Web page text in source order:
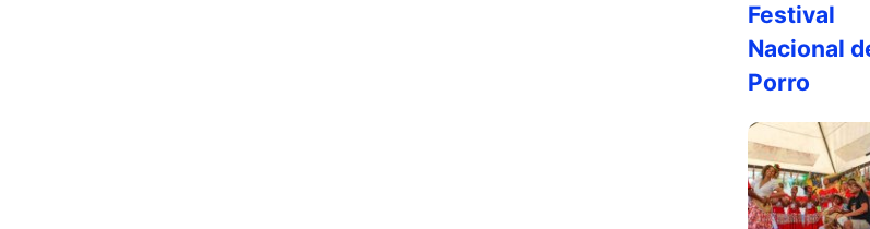
Festival
Nacional
Porro